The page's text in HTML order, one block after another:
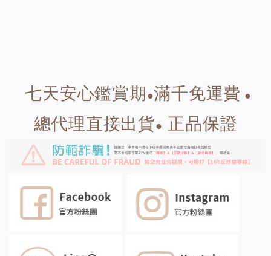
七天安心鑑賞期 ●滿千免運費 ●
總代理直接出貨● 正品保證